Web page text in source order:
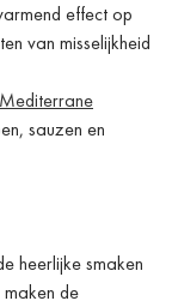
effect op
van misselijkheid
Mediterrane
sauzen en
heerlijke smaken
de